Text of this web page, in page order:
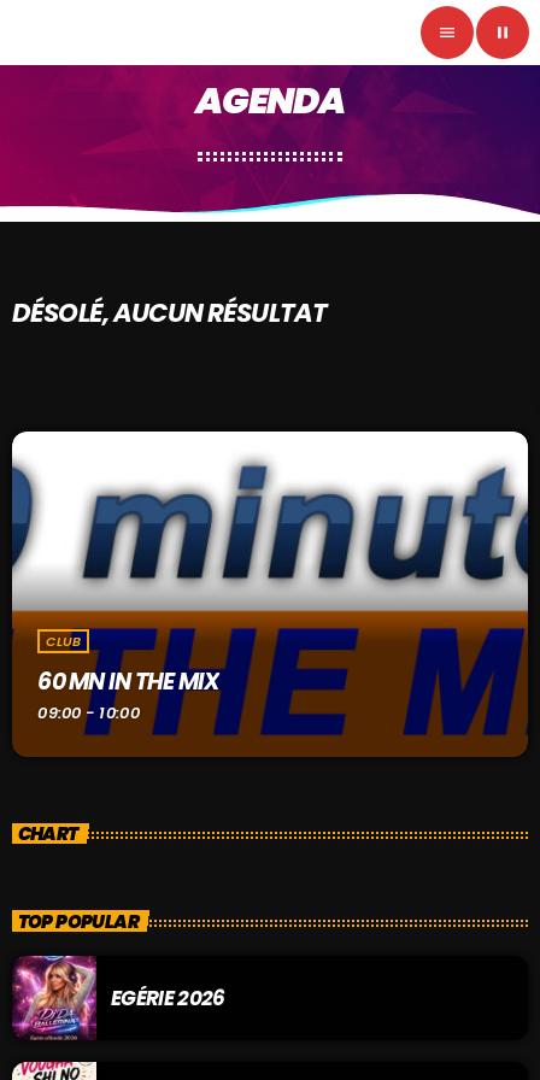
menu pause
AGENDA
DÉSOLÉ, AUCUN RÉSULTAT
CLUB
60 MN IN THE MIX
09:00 - 10:00
CHART
TOP POPULAR
EGÉRIE 2026